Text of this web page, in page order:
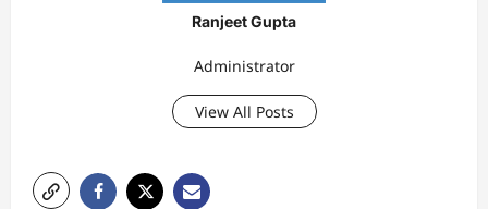
Ranjeet Gupta
Administrator
View All Posts